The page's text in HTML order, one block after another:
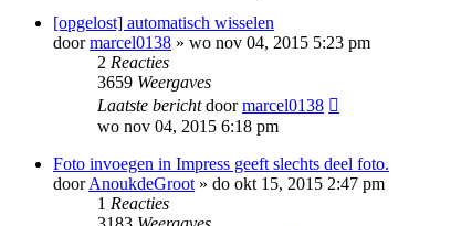
[opgelost] automatisch wisselen
doormarcel0138 » wo nov 04, 2015 5:23 pm
2 Reacties
3659 Weergaves
Laatste berichtdoormarcel0138
wo nov 04, 2015 6:18 pm
Foto invoegen in Impress geeft slechts deel foto.
doorAnoukdeGroot » do okt 15, 2015 2:47 pm
1 Reacties